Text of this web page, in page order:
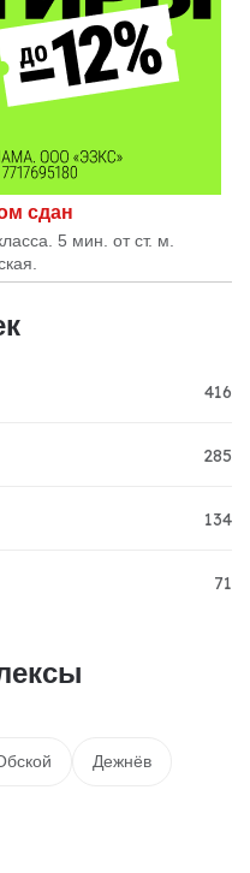
сдан
5 мин. от ст. м.
416
285
134
71
Дежнёв